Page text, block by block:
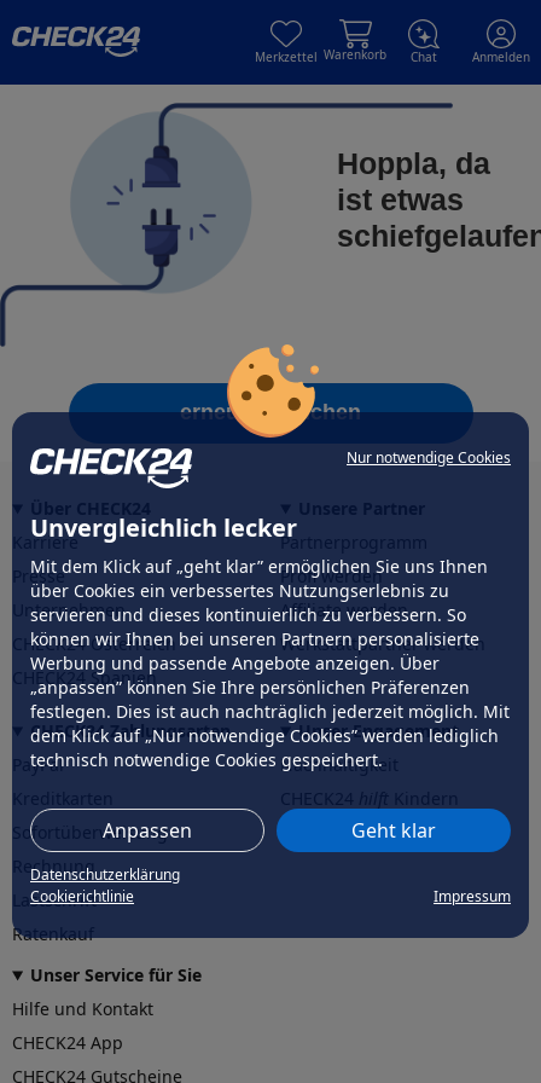
Nur notwendige Cookies
Unvergleichlich lecker
Mit dem Klick auf „geht klar” ermöglichen Sie uns Ihnen
über Cookies ein verbessertes Nutzungserlebnis zu
servieren und dieses kontinuierlich zu verbessern. So
können wir Ihnen bei unseren Partnern personalisierte
Werbung und passende Angebote anzeigen. Über
„anpassen” können Sie Ihre persönlichen Präferenzen
festlegen. Dies ist auch nachträglich jederzeit möglich. Mit
dem Klick auf „Nur notwendige Cookies” werden lediglich
technisch notwendige Cookies gespeichert.
Anpassen Geht klar
Datenschutzerklärung
Cookierichtlinie
Impressum
Merkzettel Warenkorb Chat Anmelden
Hoppla, da
ist etwas
erneut versuchen
Karriere
Presse
Unternehmen
CHECK24 Österreich
CHECK24 Spanien
Partnerprogramm
Profi werden
Affiliate werden
Werkstattpartner werden
CHECK24 Zahlungsarten
PayPal
Sofortüberweisung
Rechnung
Lastschrift
Ratenkauf
Unser Engagement
Nachhaltigkeit
CHECK24hilftder Natur
Unser Service für Sie
Hilfe und Kontakt
CHECK24 App
CHECK24 Gutscheine